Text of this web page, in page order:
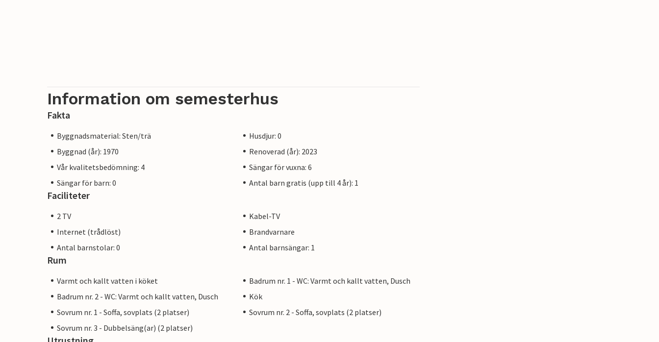
Information om semesterhus
Fakta
Byggnadsmaterial: Sten/trä
Husdjur: 0
Byggnad (år): 1970
Renoverad (år): 2023
Vår kvalitetsbedömning: 4
Sängar för vuxna: 6
Sängar för barn: 0
Antal barn gratis (upp till 4 år): 1
Faciliteter
2 TV
Kabel-TV
Internet (trådlöst)
Brandvarnare
Antal barnstolar: 0
Antal barnsängar: 1
Rum
Varmt och kallt vatten i köket
Badrum nr. 1 - WC: Varmt och kallt vatten, Dusch
Badrum nr. 2 - WC: Varmt och kallt vatten, Dusch
Kök
Sovrum nr. 1 - Soffa, sovplats (2 platser)
Sovrum nr. 2 - Soffa, sovplats (2 platser)
Sovrum nr. 3 - Dubbelsäng(ar) (2 platser)